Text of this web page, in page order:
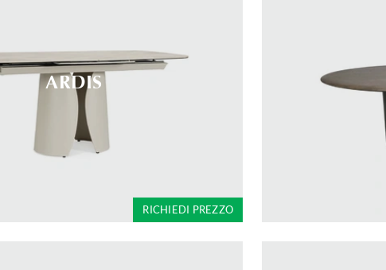
ARDIS
RICHIEDI PREZZO